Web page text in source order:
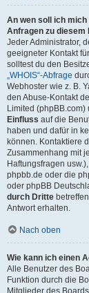
An wen soll ich
Anfragen zu diesem
Jeder Administrator,
geeigneter Kontakt
solltest du den
„WHOIS“-Abfrage
Webhoster wie z. B.
den Abuse-Kontakt
Limited
Einfluss auf die
haben und dafür in
können. Kontaktiere
Zusammenhang mit
Haftungsfragen
phpbb.de oder die
oder phpBB
durch Dritte
Antwort erhalten.
Nach oben
Wie kann ich einen
Alle Benutzer des
Funktion durch die
Mitglieder des